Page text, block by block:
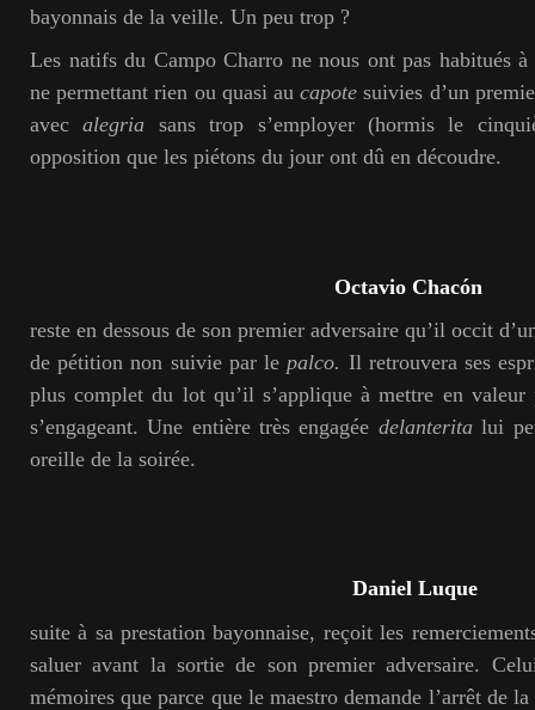
bayonnais de la veille. Un peu trop ?
Les natifs du Campo Charro ne nous ont pas habitués
ne permettant rien ou quasi aucapote suivies d’un
avecalegria sans trop s’employer (hormis le
opposition que les piétons du jour ont dû en découdre.
Octavio Chacón
reste en dessous de son premier adversaire qu’il occit
de pétition non suivie par le palco. Il retrouvera ses
plus complet du lot qu’il s’applique à mettre en
s’engageant. Une entière très engagée delanteritalui
oreille de la soirée.
Daniel Luque
suite à sa prestation bayonnaise, reçoit les
saluer avant la sortie de son premier adversaire.
mémoires que parce que le maestro demande l’arrêt de